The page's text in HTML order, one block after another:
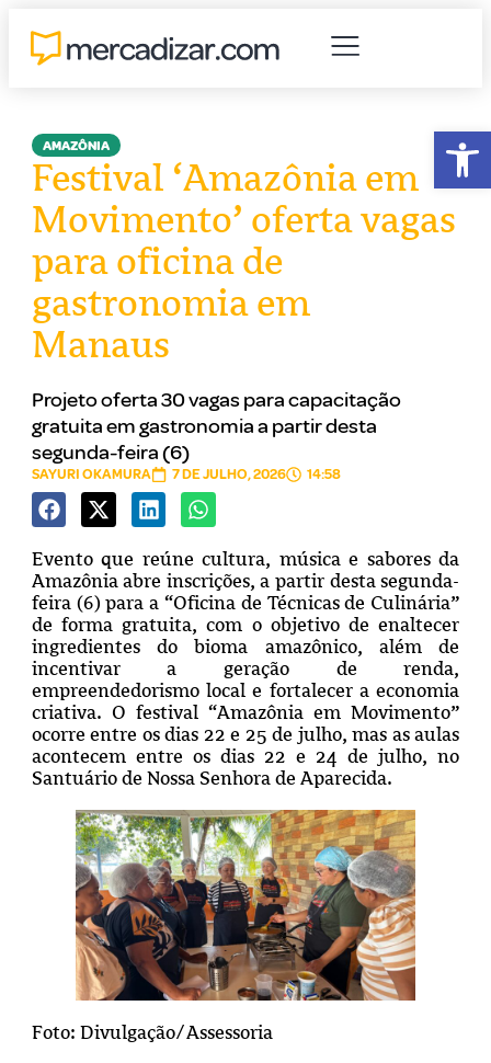
AMAZÔNIA
Festival ‘Amazônia em
Movimento’ oferta vagas
para oficina de
gastronomia em
Manaus
Projeto oferta 30 vagas para capacitação
gratuita em gastronomia a partir desta
segunda-feira (6)
SAYURI OKAMURA 7 DE JULHO, 2026 14:58
Evento que reúne cultura, música e sabores da
Amazônia abre inscrições, a partir desta segunda-
feira (6) para a “Oficina de Técnicas de Culinária”
de forma gratuita, com o objetivo de enaltecer
ingredientes do bioma amazônico, além de
incentivar a geração de renda,
empreendedorismo local e fortalecer a economia
criativa. O festival “Amazônia em Movimento”
ocorre entre os dias 22 e 25 de julho, mas as aulas
acontecem entre os dias 22 e 24 de julho, no
Santuário de Nossa Senhora de Aparecida.
Foto: Divulgação/Assessoria